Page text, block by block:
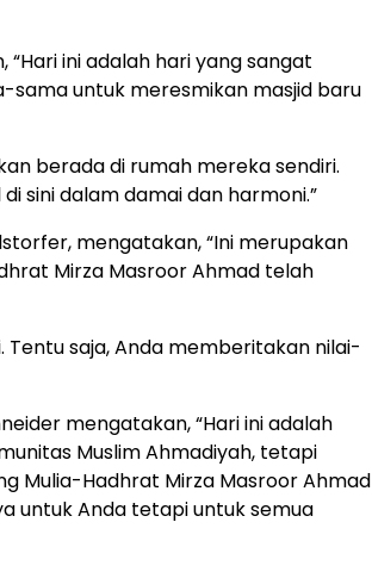
ini adalah hari yang sangat
sama untuk meresmikan masjid baru
berada di rumah mereka sendiri.
sini dalam damai dan harmoni.”
mengatakan, “Ini merupakan
Mirza Masroor Ahmad telah
Tentu saja, Anda memberitakan nilai-
mengatakan, “Hari ini adalah
Muslim Ahmadiyah, tetapi
Mulia-Hadhrat Mirza Masroor Ahmad
untuk Anda tetapi untuk semua